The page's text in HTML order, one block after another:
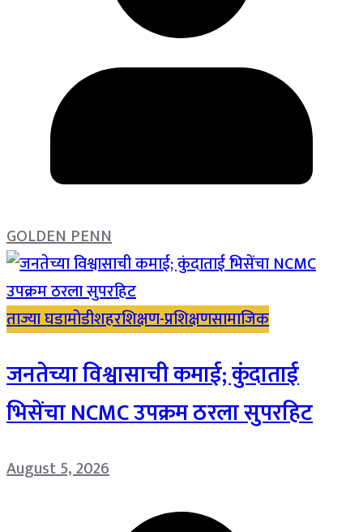
GOLDEN PENN
ताज्या घडामोडीशहरशिक्षण-प्रशिक्षणसामाजिक
जनतेच्या विश्वासाची कमाई; कुंदाताई
भिसेंचा NCMC उपक्रम ठरला सुपरहिट
August 5, 2026